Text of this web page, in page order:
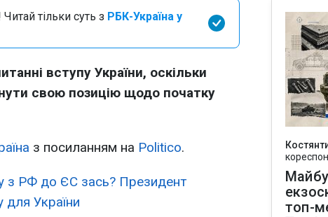
тільки суть з РБК-Україна у
вступу України, оскільки
свою позицію щодо початку
з посиланням на Politico.
з РФ до ЄС зась? Президент
України
топ-